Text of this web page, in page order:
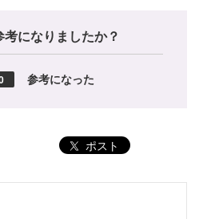
考になりましたか？
参考になった
ポスト